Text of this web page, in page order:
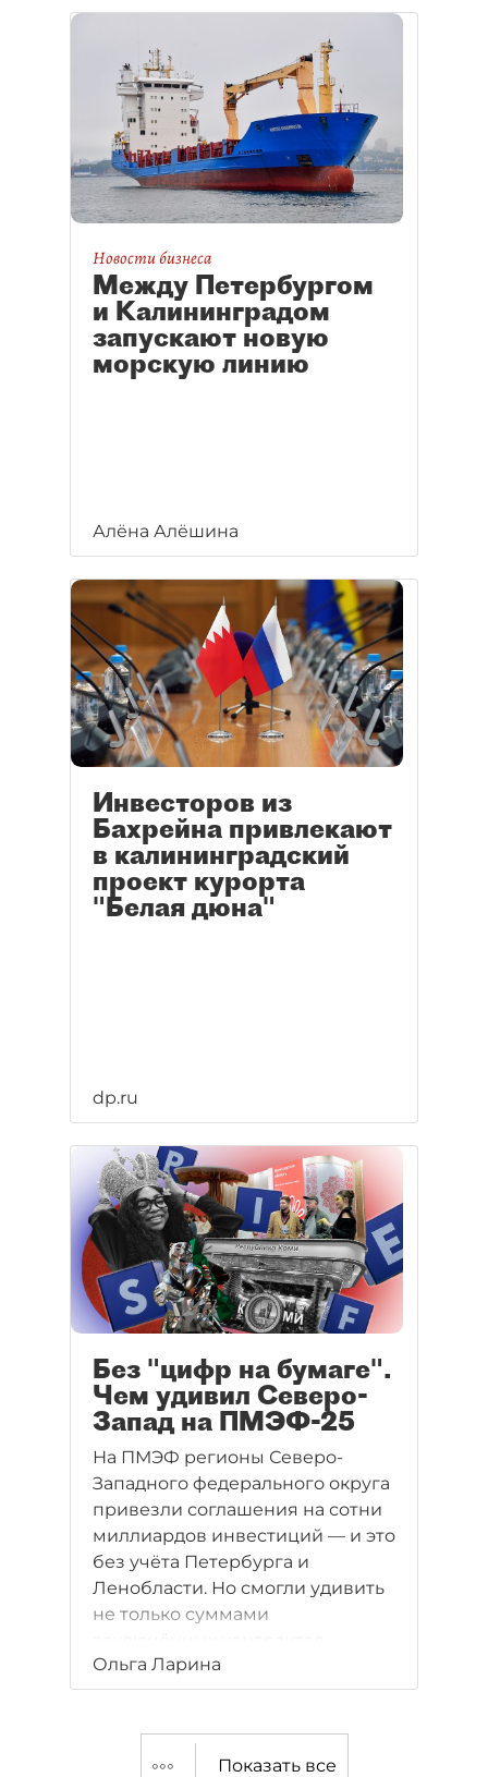
Новости бизнеса
Между Петербургом
и Калининградом
запускают новую
морскую линию
Алёна Алёшина
Инвесторов из
Бахрейна привлекают
в калининградский
проект курорта
"Белая дюна"
dp.ru
Без "цифр на бумаге".
Чем удивил Северо-
Запад на ПМЭФ-25
На ПМЭФ регионы Северо-
Западного федерального округа
привезли соглашения на сотни
миллиардов инвестиций — и это
без учёта Петербурга и
Ленобласти. Но смогли удивить
не только суммами
заключённых контрактов.
Ольга Ларина
Показать все